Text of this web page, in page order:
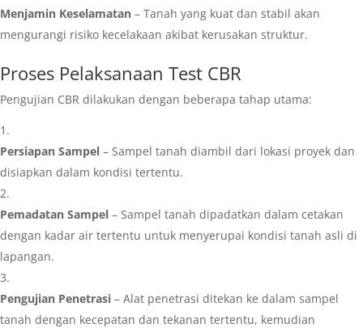
Menjamin Keselamatan – Tanah yang kuat dan stabil akan
mengurangi risiko kecelakaan akibat kerusakan struktur.
Proses Pelaksanaan Test CBR
Pengujian CBR dilakukan dengan beberapa tahap utama:
Persiapan Sampel – Sampel tanah diambil dari lokasi proyek dan
disiapkan dalam kondisi tertentu.
Pemadatan Sampel – Sampel tanah dipadatkan dalam cetakan
dengan kadar air tertentu untuk menyerupai kondisi tanah asli di
lapangan.
Pengujian Penetrasi – Alat penetrasi ditekan ke dalam sampel
tanah dengan kecepatan dan tekanan tertentu, kemudian